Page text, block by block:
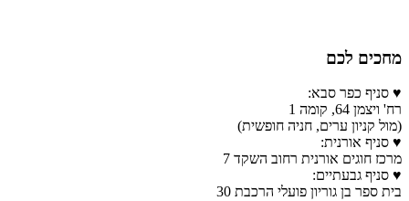
מחכים לכם
♥ סניף כפר סבא:
רח' ויצמן 64, קומה 1
(מול קניון ערים, חניה חופשית)
♥ סניף אורנית:
מרכז חוגים אורנית רחוב השקד 7
♥ סניף גבעתיים:
בית ספר בן גוריון פועלי הרכבת 30